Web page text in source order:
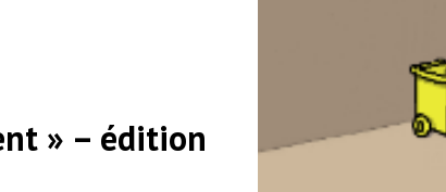
» – édition